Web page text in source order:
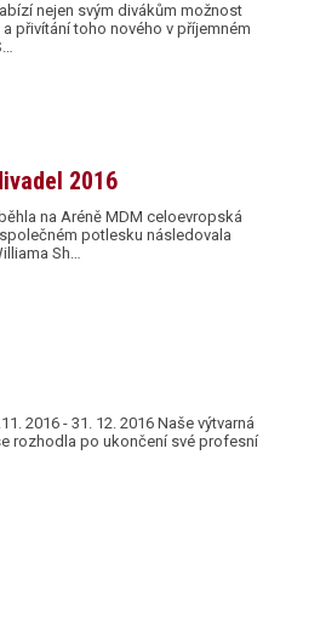
nejen svým divákům možnost
přivítání toho nového v příjemném
2016
na Aréně MDM celoevropská
potlesku následovala
Sh…
2016 - 31. 12. 2016 Naše výtvarná
rozhodla po ukončení své profesní